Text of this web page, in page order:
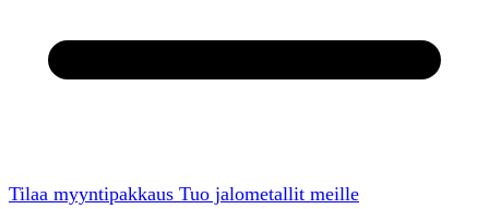
Tilaa myyntipakkaus Tuo jalometallit meille